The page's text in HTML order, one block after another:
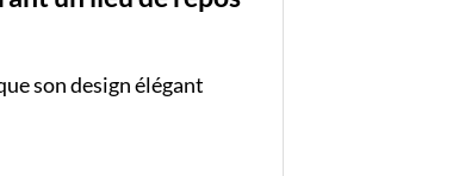
son design élégant